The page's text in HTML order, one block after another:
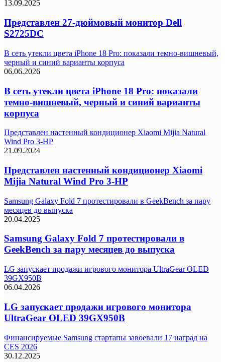
13.09.2025
Представлен 27-дюймовый монитор Dell
S2725DC
В сеть утекли цвета iPhone 18 Pro: показали темно-вишневый,
черный и синий варианты корпуса
06.06.2026
В сеть утекли цвета iPhone 18 Pro: показали
темно-вишневый, черный и синий варианты
корпуса
Представлен настенный кондиционер Xiaomi Mijia Natural
Wind Pro 3-HP
21.09.2024
Представлен настенный кондиционер Xiaomi
Mijia Natural Wind Pro 3-HP
Samsung Galaxy Fold 7 протестировали в GeekBench за пару
месяцев до выпуска
20.04.2025
Samsung Galaxy Fold 7 протестировали в
GeekBench за пару месяцев до выпуска
LG запускает продажи игрового монитора UltraGear OLED
39GX950B
06.04.2026
LG запускает продажи игрового монитора
UltraGear OLED 39GX950B
Финансируемые Samsung стартапы завоевали 17 наград на
CES 2026
30.12.2025